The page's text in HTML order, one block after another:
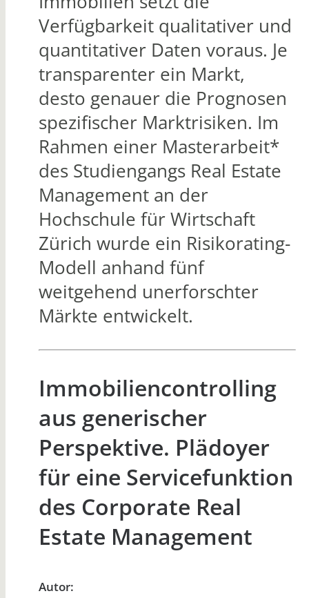
Verfügbarkeit qualitativer und
quantitativer Daten voraus. Je
transparenter ein Markt,
desto genauer die Prognosen
spezifischer Marktrisiken. Im
Rahmen einer Masterarbeit*
des Studiengangs Real Estate
Management an der
Hochschule für Wirtschaft
Zürich wurde ein Risikorating-
Modell anhand fünf
weitgehend unerforschter
Märkte entwickelt.
Immobiliencontrolling
aus generischer
Perspektive. Plädoyer
für eine Servicefunktion
des Corporate Real
Estate Management
Autor: